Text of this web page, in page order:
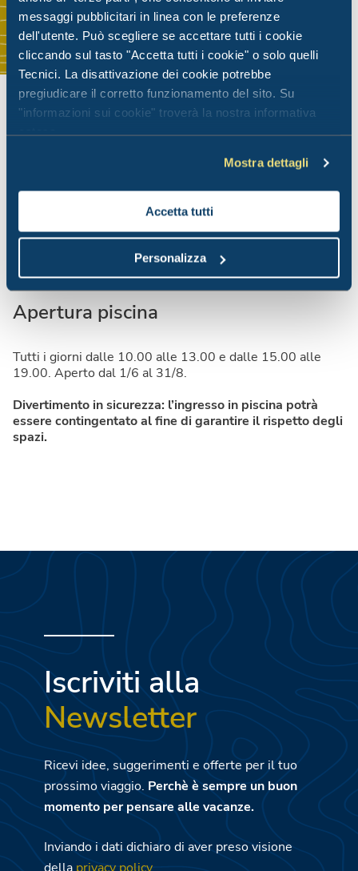
messaggi pubblicitari in linea con le preferenze
dell'utente. Può scegliere se accettare tutti i cookie
cliccando sul tasto "Accetta tutti i cookie" o solo quelli
Tecnici. La disattivazione dei cookie potrebbe
pregiudicare il corretto funzionamento del sito. Su
"informazioni sui cookie" troverà la nostra informativa
estesa.
Mostra dettagli
Accetta tutti
Personalizza
Apertura piscina
Tutti i giorni dalle 10.00 alle 13.00 e dalle 15.00 alle
19.00. Aperto dal 1/6 al 31/8.
Divertimento in sicurezza: l’ingresso in piscina potrà
essere contingentato al fine di garantire il rispetto degli
spazi.
Iscriviti alla
Newsletter
Ricevi idee, suggerimenti e offerte per il tuo
prossimo viaggio. Perchè è sempre un buon
momento per pensare alle vacanze.
Inviando i dati dichiaro di aver preso visione